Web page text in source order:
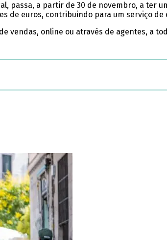
passa, a partir de 30 de novembro, a ter
de euros, contribuindo para um serviço de
vendas, online ou através de agentes, a